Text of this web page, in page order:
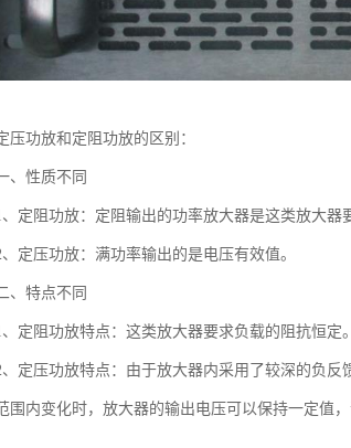
压功放和定阻功放的区别：
、性质不同
、定阻功放：定阻输出的功率放大器是这类放大器
、定压功放：满功率输出的是电压有效值。
、特点不同
、定阻功放特点：这类放大器要求负载的阻抗恒定
、定压功放特点：由于放大器内采用了较深的负
围内变化时，放大器的输出电压可以保持一定值，